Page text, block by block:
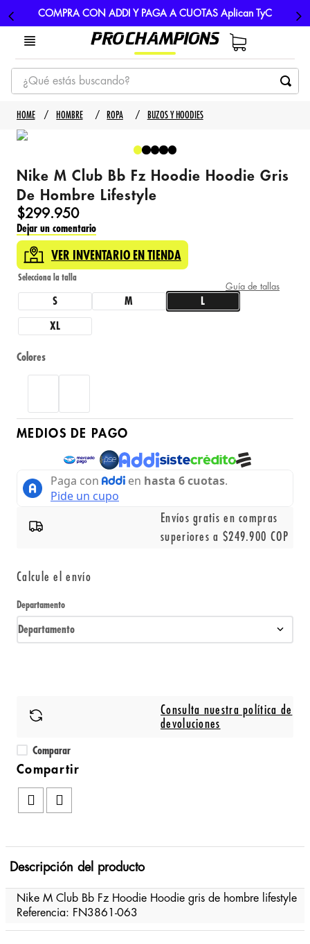
COMPRA CON ADDI Y PAGA A CUOTAS Aplican TyC
¿Qué estás buscando?
TÉRMINOS MÁS BUSCADOS
1
3. nike
4. guayos
5. gorras
HOMBRE ROPA BUZOS Y HOODIES
Nike M Club Bb Fz Hoodie Hoodie Gris
De Hombre Lifestyle
$299.950
Dejar un comentario
VER INVENTARIO EN TIENDA
Guía de tallas
S M L
XL
Colores
MEDIOS DE PAGO
Envíos gratis en compras
superiores a $249.900 COP
Calcule el envío
Departamento
Departamento
Consulta nuestra política de
devoluciones
Comparar
Descripción del producto
Nike M Club Bb Fz Hoodie Hoodie gris de hombre lifestyle
Referencia: FN3861-063